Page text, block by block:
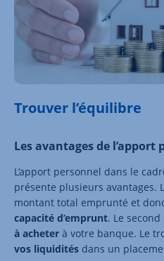
Trouver l’équilibre
Les avantages de l’apport
L’apport personnel dans le
présente plusieurs avantages.
montant total emprunté et
capacité d’emprunt. Le
à acheter à votre banque. Le
vos liquidités dans un